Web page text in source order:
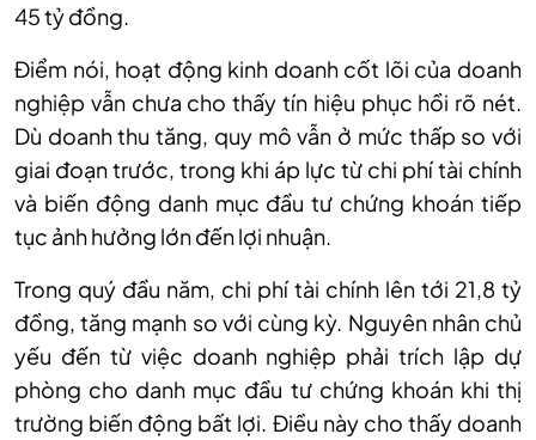
45 tỷ đồng.
Điểm nói, hoạt động kinh doanh cốt lõi của doanh
nghiệp vẫn chưa cho thấy tín hiệu phục hồi rõ nét.
Dù doanh thu tăng, quy mô vẫn ở mức thấp so với
giai đoạn trước, trong khi áp lực từ chi phí tài chính
và biến động danh mục đầu tư chứng khoán tiếp
tục ảnh hưởng lớn đến lợi nhuận.
Trong quý đầu năm, chi phí tài chính lên tới 21,8 tỷ
đồng, tăng mạnh so với cùng kỳ. Nguyên nhân chủ
yếu đến từ việc doanh nghiệp phải trích lập dự
phòng cho danh mục đầu tư chứng khoán khi thị
trường biến động bất lợi. Điều này cho thấy doanh